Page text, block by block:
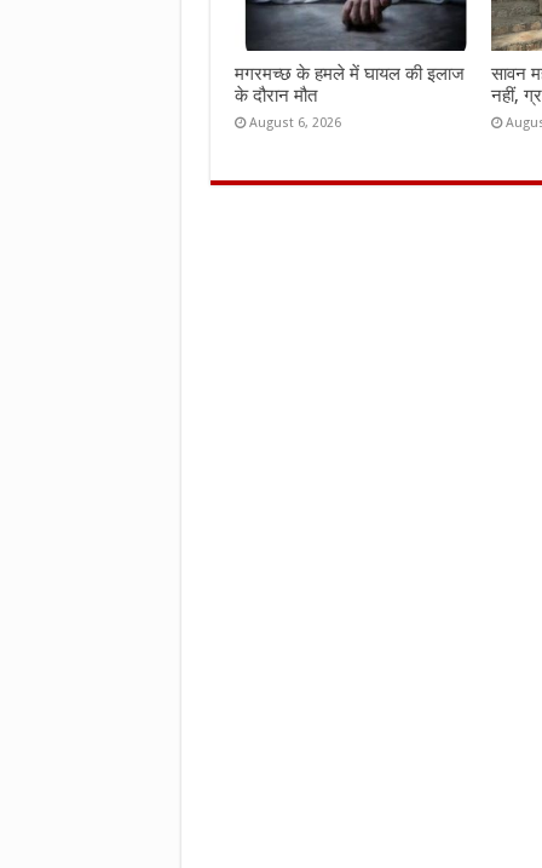
मगरमच्छ के हमले में घायल की इलाज
के दौरान मौत
August 6, 2026
सावन
नहीं,